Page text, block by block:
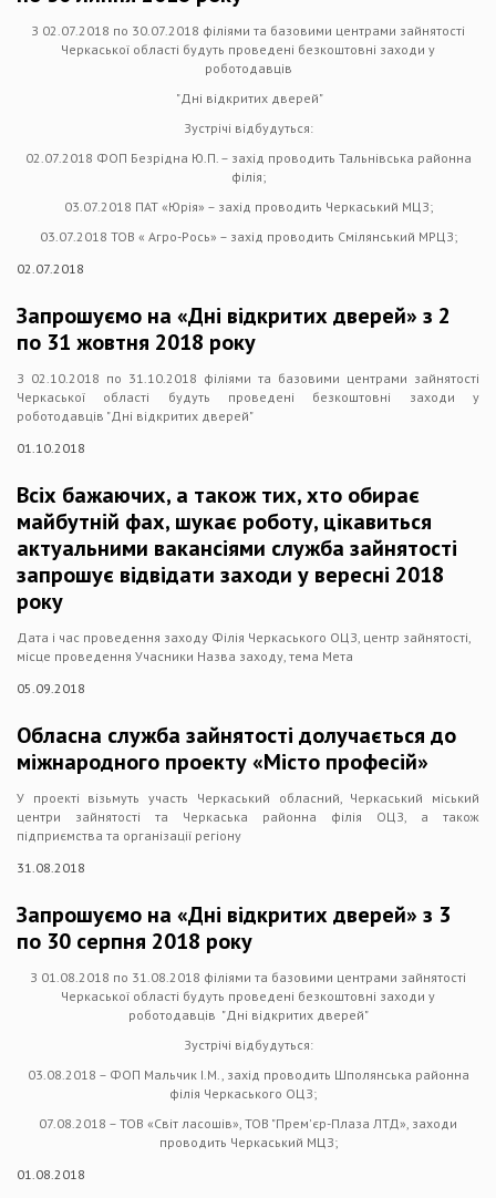
З 02.07.2018 по 30.07.2018 філіями та базовими центрами зайнятості
Черкаської області будуть проведені безкоштовні заходи у
роботодавців
"Дні відкритих дверей"
Зустрічі відбудуться:
02.07.2018 ФОП Безрідна Ю.П. – захід проводить Тальнівська районна
філія;
03.07.2018 ПАТ «Юрія» – захід проводить Черкаський МЦЗ;
03.07.2018 ТОВ « Агро-Рось» – захід проводить Смілянський МРЦЗ;
02.07.2018
Запрошуємо на «Дні відкритих дверей» з 2
по 31 жовтня 2018 року
З 02.10.2018 по 31.10.2018 філіями та базовими центрами зайнятості
Черкаської області будуть проведені безкоштовні заходи у
роботодавців "Дні відкритих дверей"
01.10.2018
Всіх бажаючих, а також тих, хто обирає
майбутній фах, шукає роботу, цікавиться
актуальними вакансіями служба зайнятості
запрошує відвідати заходи у вересні 2018
року
Дата і час проведення заходу Філія Черкаського ОЦЗ, центр зайнятості,
місце проведення Учасники Назва заходу, тема Мета
05.09.2018
Обласна служба зайнятості долучається до
міжнародного проекту «Місто професій»
У проекті візьмуть участь Черкаський обласний, Черкаський міський
центри зайнятості та Черкаська районна філія ОЦЗ, а також
підприємства та організації регіону
31.08.2018
Запрошуємо на «Дні відкритих дверей» з 3
по 30 серпня 2018 року
З 01.08.2018 по 31.08.2018 філіями та базовими центрами зайнятості
Черкаської області будуть проведені безкоштовні заходи у
роботодавців "Дні відкритих дверей"
Зустрічі відбудуться:
03.08.2018 – ФОП Мальчик І.М., захід проводить Шполянська районна
філія Черкаського ОЦЗ;
07.08.2018 – ТОВ «Світ ласошів», ТОВ "Прем'єр-Плаза ЛТД», заходи
проводить Черкаський МЦЗ;
01.08.2018